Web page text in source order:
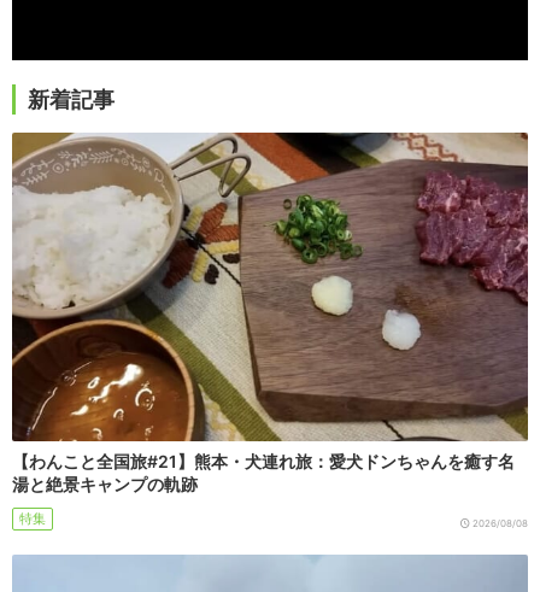
新着記事
【わんこと全国旅#21】熊本・犬連れ旅：愛犬ドンちゃんを癒す名
湯と絶景キャンプの軌跡
特集 2026/08/08